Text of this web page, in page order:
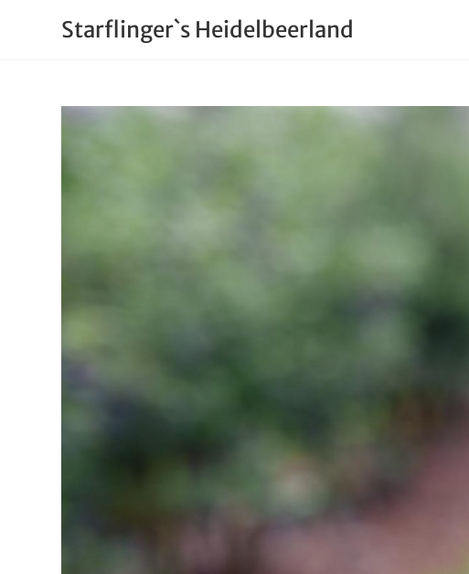
Starflinger`s Heidelbeerland